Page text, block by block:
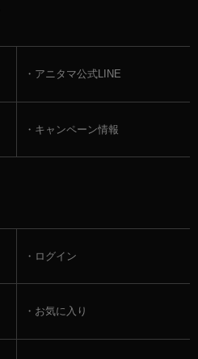
アニタマ公式LINE
キャンペーン情報
ログイン
お気に入り